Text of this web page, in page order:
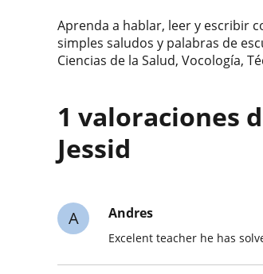
Aprenda a hablar, leer y escribir
simples saludos y palabras de
Ciencias de la Salud, Vocología,
1 valoraciones
Jessid
A Andres
Excelent teacher he has